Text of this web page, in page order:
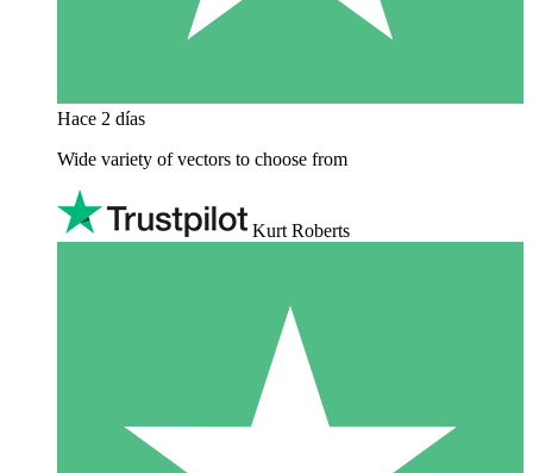
Hace 2 días
Wide variety of vectors to choose from
Kurt Roberts